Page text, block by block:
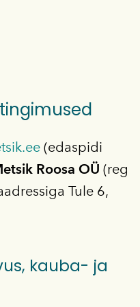
(edaspidi
Roosa OÜ (reg
Tule 6,
kauba- ja